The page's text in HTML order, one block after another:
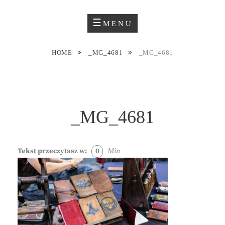
JUSTYNA EWA GROCHOWSKA
MENU
HOME _MG_4681 _MG_4681
_MG_4681
Tekst przeczytasz w: 0 Min